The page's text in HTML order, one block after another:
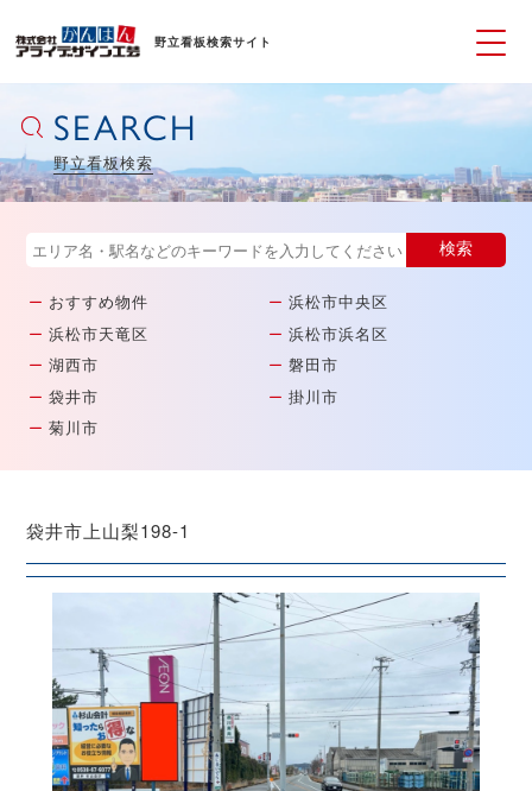
野立看板検索サイト
SEARCH
野立看板検索
おすすめ物件
浜松市中央区
浜松市天竜区
浜松市浜名区
湖西市
磐田市
袋井市
掛川市
菊川市
袋井市上山梨198-1